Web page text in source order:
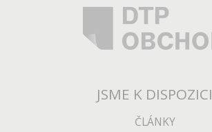
JSME K DISPOZICI
ČLÁNKY